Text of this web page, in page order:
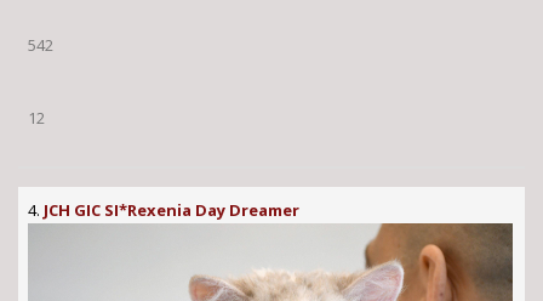
542
12
4. JCH GIC SI*Rexenia Day Dreamer